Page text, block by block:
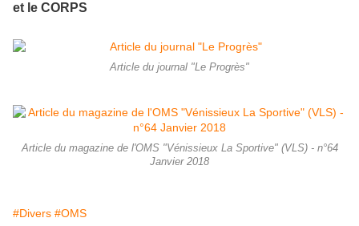
et le CORPS
Article du journal "Le Progrès"
Article du magazine de l'OMS "Vénissieux La Sportive" (VLS) - n°64
Janvier 2018
#Divers #OMS